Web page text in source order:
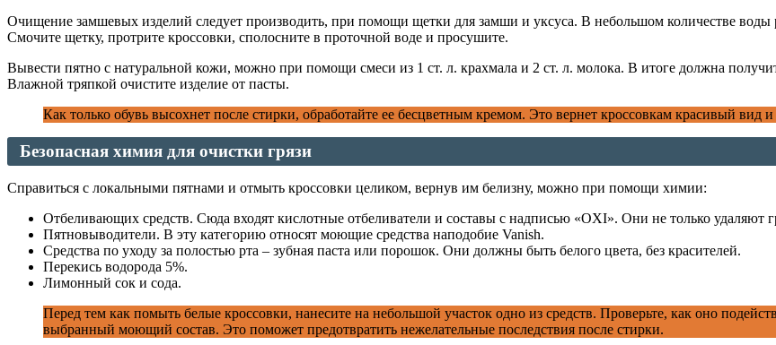
Очищение замшевых изделий следует производить, при помощи щетки для замши и уксуса. В небольшом количестве
Смочите щетку, протрите кроссовки, сполосните в проточной воде и просушите.
Вывести пятно с натуральной кожи, можно при помощи смеси из 1 ст. л. крахмала и 2 ст. л. молока. В итоге должна
Влажной тряпкой очистите изделие от пасты.
Как только обувь высохнет после стирки, обработайте ее бесцветным кремом. Это вернет кроссовкам красивый вид
Безопасная химия для очистки грязи
Справиться с локальными пятнами и отмыть кроссовки целиком, вернув им белизну, можно при помощи химии:
Отбеливающих средств. Сюда входят кислотные отбеливатели и составы с надписью «OXI». Они не только удаляют
Пятновыводители. В эту категорию относят моющие средства наподобие Vanish.
Средства по уходу за полостью рта – зубная паста или порошок. Они должны быть белого цвета, без красителей.
Перекись водорода 5%.
Лимонный сок и сода.
Перед тем как помыть белые кроссовки, нанесите на небольшой участок одно из средств. Проверьте, как оно
выбранный моющий состав. Это поможет предотвратить нежелательные последствия после стирки.